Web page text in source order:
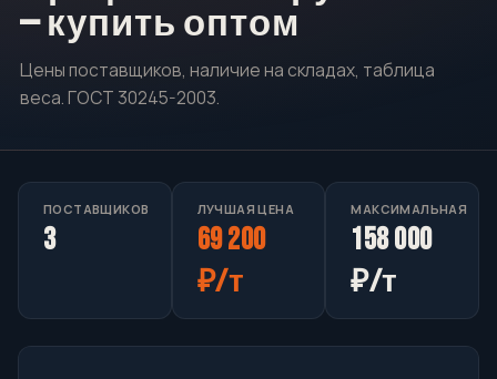
— купить оптом
Цены поставщиков, наличие на складах, таблица
веса. ГОСТ 30245-2003.
ПОСТАВЩИКОВ
3
ЛУЧШАЯ ЦЕНА
69 200
₽/т
МАКСИМАЛЬНАЯ
158 000
₽/т